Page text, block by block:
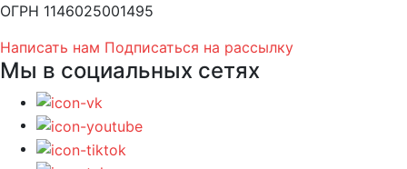
ОГРН 1146025001495
Написать нам Подписаться на рассылку
Мы в социальных сетях